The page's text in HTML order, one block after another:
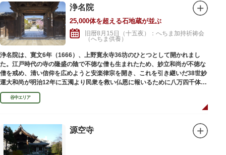
浄名院
25,000体を超える石地蔵が並ぶ
旧暦8月15日（十五夜）：へちま加持祈祷会
（へちま供養）
浄名院は、寛文6年（1666）、上野寛永寺36坊のひとつとして開かれまし
た。江戸時代の寺の隆盛の陰で不徳な僧も生まれたため、妙立和尚が不徳な
僧を戒め、清い信仰を広めようと安楽律宗を開き、これを引き継いだ38世妙
運大和尚が明治12年に五濁より民衆を救い仏恩に報いるために八万四千体の
石地蔵建立を発願しました。現在では2万５千体を超える像が造立されてい
ます。谷中エリア
源空寺